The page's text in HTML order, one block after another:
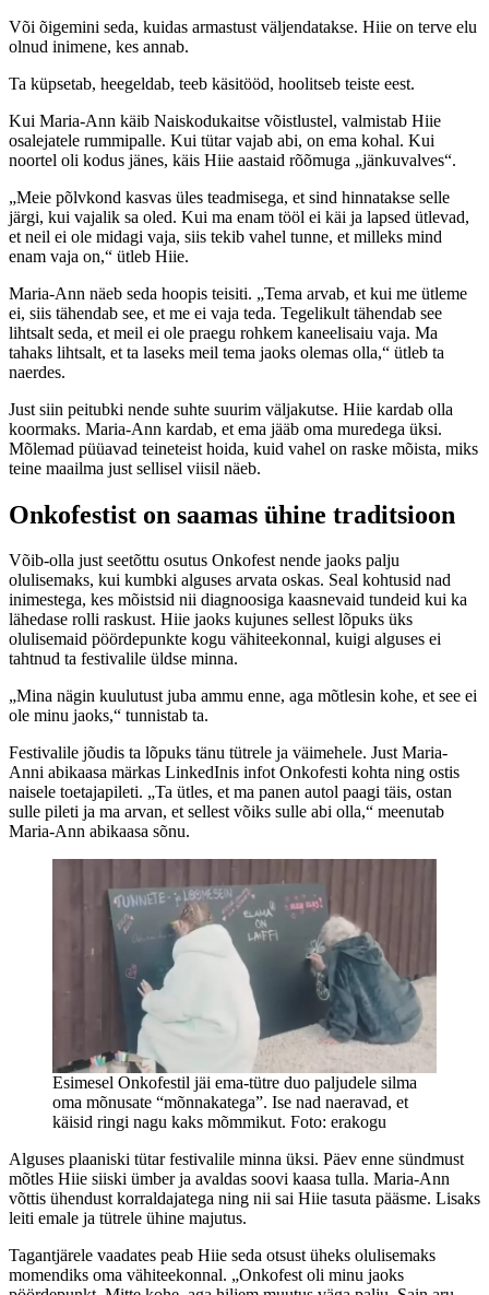
Või õigemini seda, kuidas armastust väljendatakse. Hiie on terve elu
olnud inimene, kes annab.
Ta küpsetab, heegeldab, teeb käsitööd, hoolitseb teiste eest.
Kui Maria-Ann käib Naiskodukaitse võistlustel, valmistab Hiie
osalejatele rummipalle. Kui tütar vajab abi, on ema kohal. Kui
noortel oli kodus jänes, käis Hiie aastaid rõõmuga „jänkuvalves“.
„Meie põlvkond kasvas üles teadmisega, et sind hinnatakse selle
järgi, kui vajalik sa oled. Kui ma enam tööl ei käi ja lapsed ütlevad,
et neil ei ole midagi vaja, siis tekib vahel tunne, et milleks mind
enam vaja on,“ ütleb Hiie.
Maria-Ann näeb seda hoopis teisiti. „Tema arvab, et kui me ütleme
ei, siis tähendab see, et me ei vaja teda. Tegelikult tähendab see
lihtsalt seda, et meil ei ole praegu rohkem kaneelisaiu vaja. Ma
tahaks lihtsalt, et ta laseks meil tema jaoks olemas olla,“ ütleb ta
naerdes.
Just siin peitubki nende suhte suurim väljakutse. Hiie kardab olla
koormaks. Maria-Ann kardab, et ema jääb oma muredega üksi.
Mõlemad püüavad teineteist hoida, kuid vahel on raske mõista, miks
teine maailma just sellisel viisil näeb.
Onkofestist on saamas ühine traditsioon
Võib-olla just seetõttu osutus Onkofest nende jaoks palju
olulisemaks, kui kumbki alguses arvata oskas. Seal kohtusid nad
inimestega, kes mõistsid nii diagnoosiga kaasnevaid tundeid kui ka
lähedase rolli raskust. Hiie jaoks kujunes sellest lõpuks üks
olulisemaid pöördepunkte kogu vähiteekonnal, kuigi alguses ei
tahtnud ta festivalile üldse minna.
„Mina nägin kuulutust juba ammu enne, aga mõtlesin kohe, et see ei
ole minu jaoks,“ tunnistab ta.
Festivalile jõudis ta lõpuks tänu tütrele ja väimehele. Just Maria-
Anni abikaasa märkas LinkedInis infot Onkofesti kohta ning ostis
naisele toetajapileti. „Ta ütles, et ma panen autol paagi täis, ostan
sulle pileti ja ma arvan, et sellest võiks sulle abi olla,“ meenutab
Maria-Ann abikaasa sõnu.
Esimesel Onkofestil jäi ema-tütre duo paljudele silma
oma mõnusate “mõnnakatega”. Ise nad naeravad, et
käisid ringi nagu kaks mõmmikut. Foto: erakogu
Alguses plaaniski tütar festivalile minna üksi. Päev enne sündmust
mõtles Hiie siiski ümber ja avaldas soovi kaasa tulla. Maria-Ann
võttis ühendust korraldajatega ning nii sai Hiie tasuta pääsme. Lisaks
leiti emale ja tütrele ühine majutus.
Tagantjärele vaadates peab Hiie seda otsust üheks olulisemaks
momendiks oma vähiteekonnal. „Onkofest oli minu jaoks